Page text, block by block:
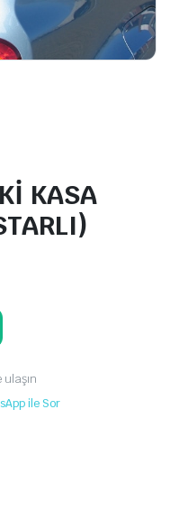
KASA
ile Sor